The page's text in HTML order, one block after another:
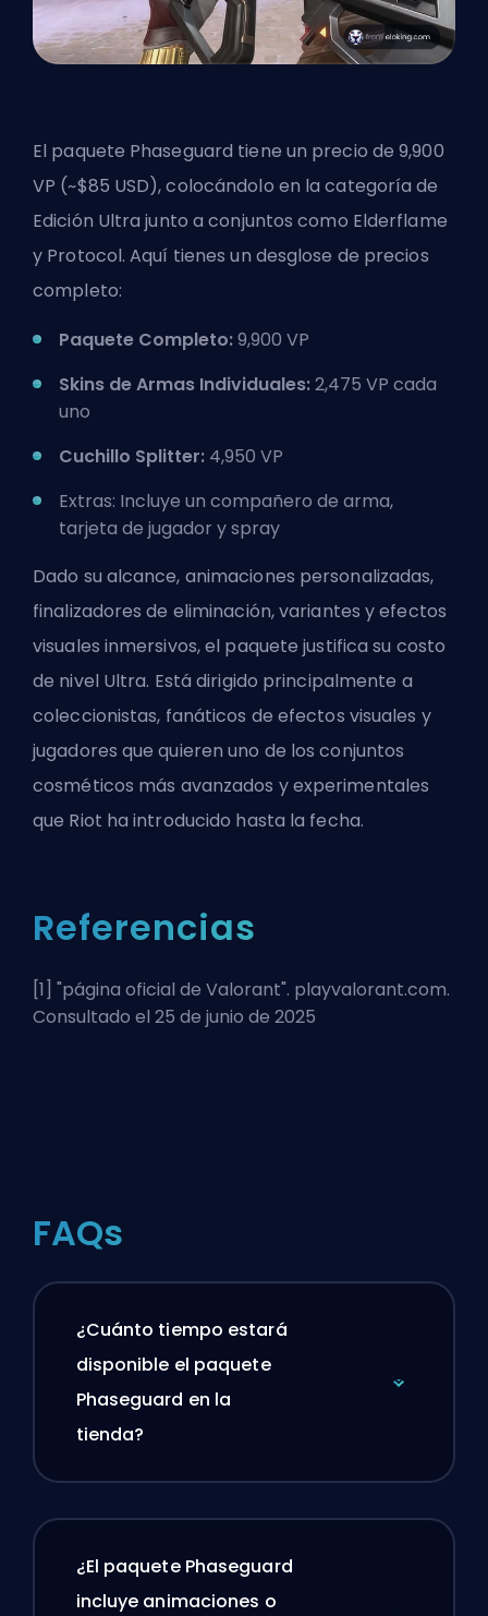
El paquete Phaseguard tiene un precio de 9,900
VP (~$85 USD), colocándolo en la categoría de
Edición Ultra junto a conjuntos como Elderflame
y Protocol. Aquí tienes un desglose de precios
completo:
Paquete Completo:9,900 VP
Skins de Armas Individuales:2,475 VP cada
uno
Cuchillo Splitter: 4,950 VP
Extras: Incluye un compañero de arma,
tarjeta de jugador y spray
Dado su alcance, animaciones personalizadas,
finalizadores de eliminación, variantes y efectos
visuales inmersivos, el paquete justifica su costo
de nivel Ultra. Está dirigido principalmente a
coleccionistas, fanáticos de efectos visuales y
jugadores que quieren uno de los conjuntos
cosméticos más avanzados y experimentales
que Riot ha introducido hasta la fecha.
Referencias
[1] "página oficial de Valorant". playvalorant.com.
Consultado el 25 de junio de 2025
FAQs
¿Cuánto tiempo estará
disponible el paquete
Phaseguard en la
tienda?
¿El paquete Phaseguard
incluye animaciones o